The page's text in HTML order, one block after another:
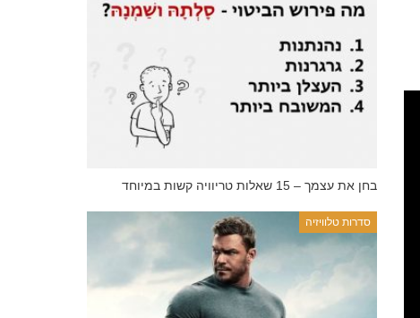
בחן את עצמך – 15 שאלות טריוויה קשות במיוחד
סדרות טלוויזיה